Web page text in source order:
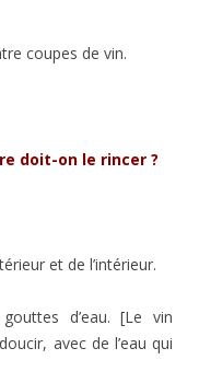
coupes de vin.
doit-on le rincer ?
et de l’intérieur.
d’eau. [Le vin
avec de l’eau qui